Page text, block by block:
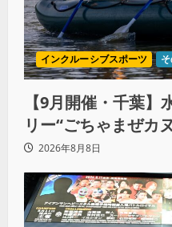
インクルーシブスポーツ
【9月開催・千葉
リー“ごちゃまぜカ
もが主役になれる地
2026年8月8日